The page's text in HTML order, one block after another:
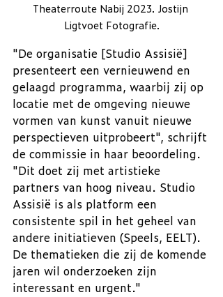
Theaterroute Nabij 2023. Jostijn
Ligtvoet Fotografie.
"De organisatie [Studio Assisië]
presenteert een vernieuwend en
gelaagd programma, waarbij zij op
locatie met de omgeving nieuwe
vormen van kunst vanuit nieuwe
perspectieven uitprobeert", schrijft
de commissie in haar beoordeling.
"Dit doet zij met artistieke
partners van hoog niveau. Studio
Assisië is als platform een
consistente spil in het geheel van
andere initiatieven (Speels, EELT).
De thematieken die zij de komende
jaren wil onderzoeken zijn
interessant en urgent."